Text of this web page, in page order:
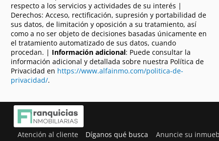
respecto a los servicios y actividades de su interés |
Derechos: Acceso, rectificación, supresión y portabilidad de
sus datos, de limitación y oposición a su tratamiento, así
como a no ser objeto de decisiones basadas únicamente en
el tratamiento automatizado de sus datos, cuando
procedan. | Información adicional: Puede consultar la
información adicional y detallada sobre nuestra Política de
Privacidad en https://www.alfainmo.com/politica-de-
privacidad/.
Atención al cliente Díganos qué busca Anuncie su